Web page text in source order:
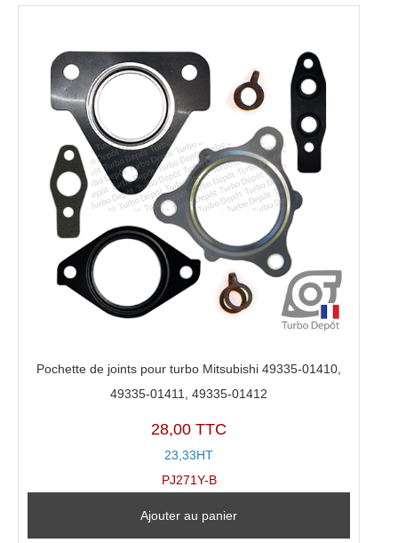
Pochette de joints pour turbo Mitsubishi 49335-01410,
49335-01411, 49335-01412
28,00 TTC
23,33HT
PJ271Y-B
Ajouter au panier